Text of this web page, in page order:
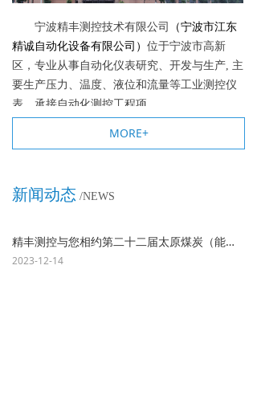
MORE+
精丰测控与您相约第二十二届太原煤炭（能源）工业技术与装备展览会
2023-12-14
新闻动态 /NEWS
宁波精丰测控技术有限公司
（宁波市江东
精诚自动化设备有限公司） 位于宁波市高新
区，专业从事自动化仪表研究、开发与生产, 主
要生产压力、温度、液位和流量等工业测控仪
表，承接自动化测控工程项...